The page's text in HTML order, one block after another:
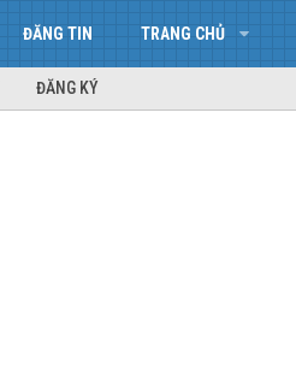
ĐĂNG TIN TRANG CHỦ
ĐĂNG KÝ